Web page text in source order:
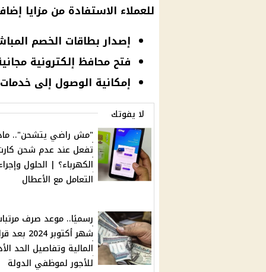
للعملاء الاستفادة من مزايا
إصدار بطاقات الخصم
فتح محافظ إلكترونية
إمكانية الوصول إلى
لا يفوتك
"مش راضي يتشحن"..
تفعل عند عدم شحن
الكهرباء؟ | الحلول
التعامل مع الأعطال
رسميًا.. موعد صرف
شهر أكتوبر 2024
المالية وتفاصيل الحد
للأجور لموظفي الدولة